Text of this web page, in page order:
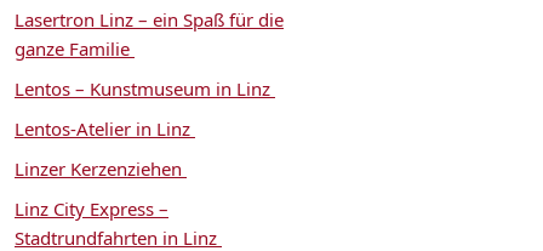
Lasertron Linz – ein Spaß für die
ganze Familie
Lentos – Kunstmuseum in Linz
Lentos-Atelier in Linz
Linzer Kerzenziehen
Linz City Express –
Stadtrundfahrten in Linz